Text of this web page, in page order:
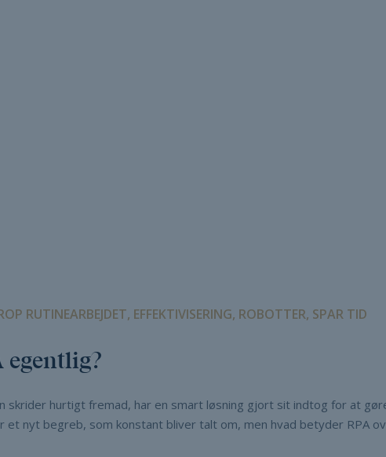
RUTINEARBEJDET, EFFEKTIVISERING, ROBOTTER, SPAR TID
egentlig?
skrider hurtigt fremad, har en smart løsning gjort sit indtog for at
et nyt begreb, som konstant bliver talt om, men hvad betyder RPA